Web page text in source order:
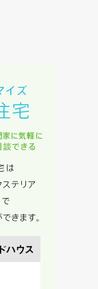
いものとしま